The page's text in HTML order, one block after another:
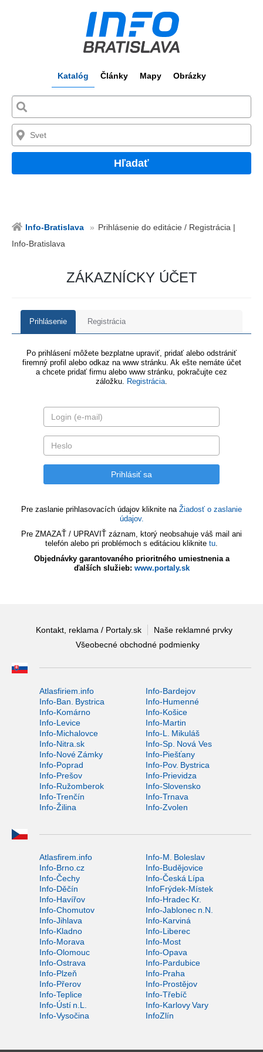
Katalóg Články Mapy Obrázky
Hľadať
Info-Bratislava
Prihlásenie do editácie / Registrácia |
Info-Bratislava
ZÁKAZNÍCKY ÚČET
Prihlásenie Registrácia
Po prihlásení môžete bezplatne upraviť, pridať alebo odstrániť
firemný profil alebo odkaz na www stránku. Ak ešte nemáte účet
a chcete pridať firmu alebo www stránku, pokračujte cez
záložku. Registrácia.
Pre zaslanie prihlasovacích údajov kliknite na Žiadosť o zaslanie
údajov.
Pre ZMAZAŤ / UPRAVIŤ záznam, ktorý neobsahuje váš mail ani
telefón alebo pri problémoch s editáciou kliknite tu.
Objednávky garantovaného prioritného umiestnenia a
ďalších služieb: www.portaly.sk
Kontakt, reklama / Portaly.sk
Naše reklamné prvky
Všeobecné obchodné podmienky
Atlasfiriem.info
Info-Bardejov
Info-Ban. Bystrica
Info-Humenné
Info-Komárno
Info-Košice
Info-Levice
Info-Martin
Info-Michalovce
Info-L. Mikuláš
Info-Nitra.sk
Info-Sp. Nová Ves
Info-Nové Zámky
Info-Piešťany
Info-Poprad
Info-Pov. Bystrica
Info-Prešov
Info-Prievidza
Info-Ružomberok
Info-Slovensko
Info-Trenčín
Info-Trnava
Info-Žilina
Info-Zvolen
Atlasfirem.info
Info-M. Boleslav
Info-Brno.cz
Info-Budějovice
Info-Čechy
Info-Česká Lípa
Info-Děčín
InfoFrýdek-Místek
Info-Havířov
Info-Hradec Kr.
Info-Chomutov
Info-Jablonec n.N.
Info-Jihlava
Info-Karviná
Info-Kladno
Info-Liberec
Info-Morava
Info-Most
Info-Olomouc
Info-Opava
Info-Ostrava
Info-Pardubice
Info-Plzeň
Info-Praha
Info-Přerov
Info-Prostějov
Info-Teplice
Info-Třebíč
Info-Ústí n.L.
Info-Karlovy Vary
Info-Vysočina
InfoZlín